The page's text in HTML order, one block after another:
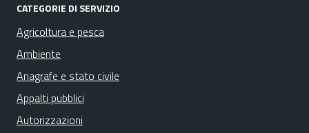
CATEGORIE DI SERVIZIO
Agricoltura e pesca
Ambiente
Anagrafe e stato civile
Appalti pubblici
Autorizzazioni